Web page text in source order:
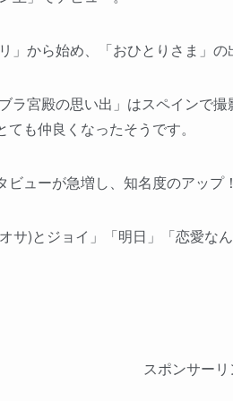
」から始め、「おひとりさま」の
ラ宮殿の思い出」はスペインで
も仲良くなったそうです。
ューが急増し、知名度のアップ！
サ)とジョイ」「明日」「恋愛
スポンサーリ